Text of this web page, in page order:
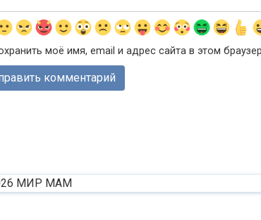
моё имя, email и адрес сайта в этом
МИР МАМ